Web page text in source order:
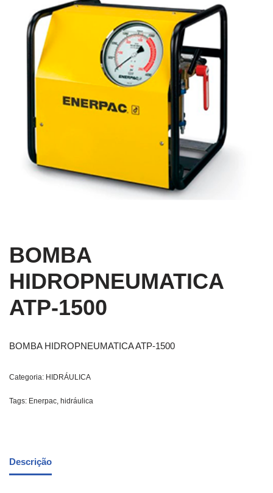
BOMBA
HIDROPNEUMATICA
ATP-1500
BOMBA HIDROPNEUMATICA ATP-1500
Categoria: HIDRÁULICA
Tags: Enerpac, hidráulica
Descrição